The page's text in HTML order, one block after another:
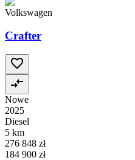
Volkswagen
Crafter
Nowe
2025
Diesel
5 km
276 848 zł
184 900 zł